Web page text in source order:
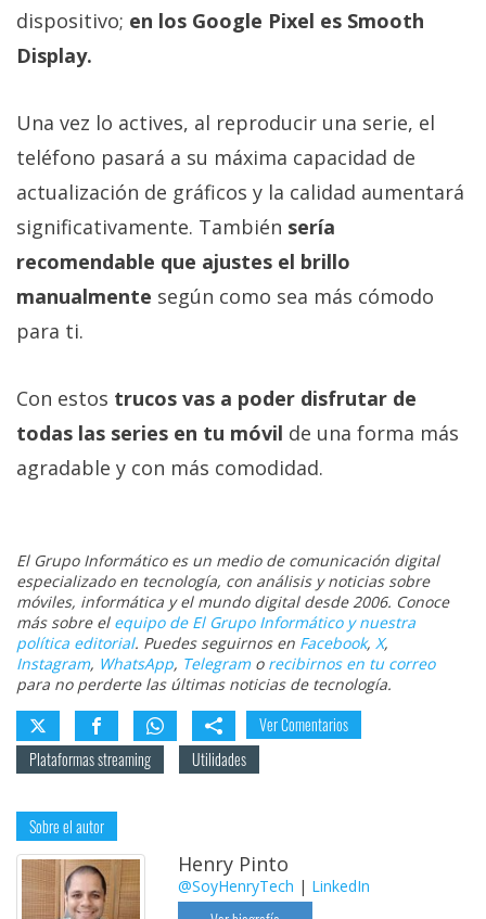
dispositivo; en los Google Pixel es Smooth
Display.
Una vez lo actives, al reproducir una serie, el
teléfono pasará a su máxima capacidad de
actualización de gráficos y la calidad aumentará
significativamente. También sería
recomendable que ajustes el brillo
manualmente según como sea más cómodo
para ti.
Con estos trucos vas a poder disfrutar de
todas las series en tu móvil de una forma más
agradable y con más comodidad.
El Grupo Informático es un medio de comunicación digital
especializado en tecnología, con análisis y noticias sobre
móviles, informática y el mundo digital desde 2006. Conoce
más sobre el equipo de El Grupo Informático y nuestra
política editorial. Puedes seguirnos en Facebook, X,
Instagram, WhatsApp, Telegramo recibirnos en tu correo
para no perderte las últimas noticias de tecnología.
Ver Comentarios
Plataformas streaming
Utilidades
Sobre el autor
Henry Pinto
@SoyHenryTech | LinkedIn